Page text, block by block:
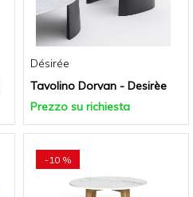
Désirée
Tavolino Dorvan - Desirèe
Prezzo su richiesta
-10 %